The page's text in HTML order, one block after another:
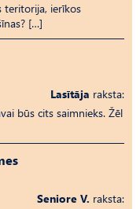
teritorija, ierīkos
[…]
Lasītāja raksta:
būs cits saimnieks. Žēl
Seniore V. raksta: